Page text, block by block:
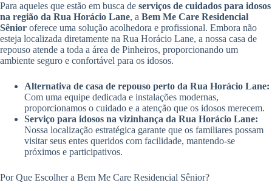
Para aqueles que estão em busca de serviços de cuidados para idosos
na região da Rua Horácio Lane, a Bem Me Care Residencial
Sênior oferece uma solução acolhedora e profissional. Embora não
esteja localizada diretamente na Rua Horácio Lane, a nossa casa de
repouso atende a toda a área de Pinheiros, proporcionando um
ambiente seguro e confortável para os idosos.
Alternativa de casa de repouso perto da Rua Horácio Lane:
Com uma equipe dedicada e instalações modernas,
proporcionamos o cuidado e a atenção que os idosos merecem.
Serviço para idosos na vizinhança da Rua Horácio Lane:
Nossa localização estratégica garante que os familiares possam
visitar seus entes queridos com facilidade, mantendo-se
próximos e participativos.
Por Que Escolher a Bem Me Care Residencial Sênior?